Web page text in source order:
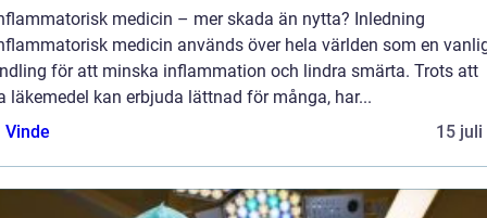
medicin – mer skada än nytta? Inledning
medicin används över hela världen som en
för att minska inflammation och lindra smärta. Trots att
läkemedel kan erbjuda lättnad för många, har...
Vinde
15 juli